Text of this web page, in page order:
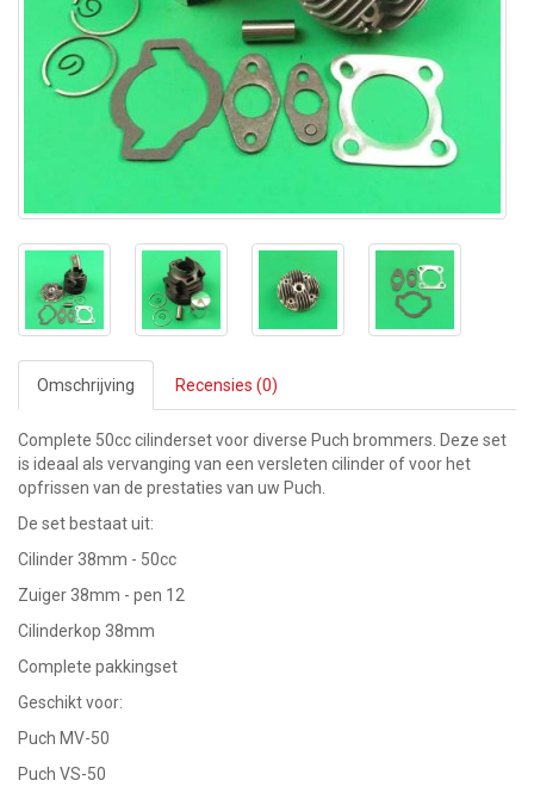
Omschrijving Recensies (0)
Complete 50cc cilinderset voor diverse Puch brommers. Deze set
is ideaal als vervanging van een versleten cilinder of voor het
opfrissen van de prestaties van uw Puch.
De set bestaat uit:
Cilinder 38mm - 50cc
Zuiger 38mm - pen 12
Cilinderkop 38mm
Complete pakkingset
Geschikt voor:
Puch MV-50
Puch VS-50